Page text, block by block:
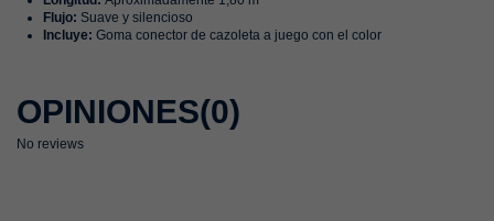
Flujo: Suave y silencioso
Incluye: Goma conector de cazoleta a juego con el color
OPINIONES(0)
No reviews